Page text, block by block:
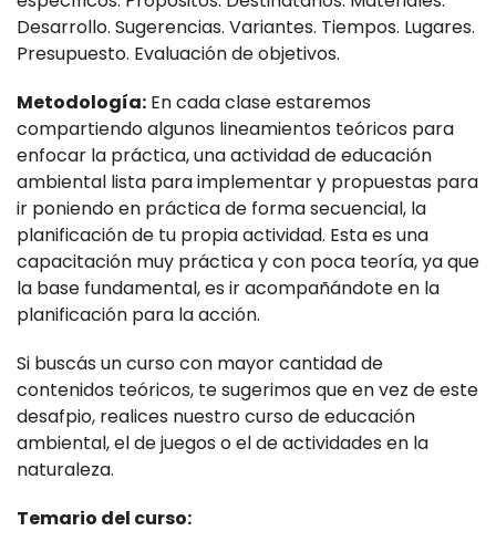
Desarrollo. Sugerencias. Variantes. Tiempos. Lugares.
Presupuesto. Evaluación de objetivos.
Metodología: En cada clase estaremos
compartiendo algunos lineamientos teóricos para
enfocar la práctica, una actividad de educación
ambiental lista para implementar y propuestas para
ir poniendo en práctica de forma secuencial, la
planificación de tu propia actividad. Esta es una
capacitación muy práctica y con poca teoría, ya que
la base fundamental, es ir acompañándote en la
planificación para la acción.
Si buscás un curso con mayor cantidad de
contenidos teóricos, te sugerimos que en vez de este
desafpio, realices nuestro curso de educación
ambiental, el de juegos o el de actividades en la
naturaleza.
Temario del curso: